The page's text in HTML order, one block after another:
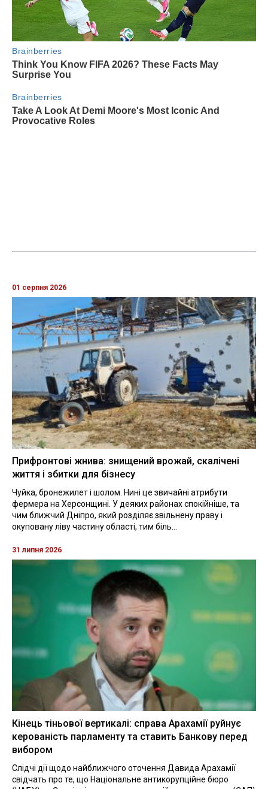
01 серпня 2026
Прифронтові жнива: знищений врожай, скалічені
життя і збитки для бізнесу
Чуйка, бронежилет і шолом. Нині це звичайні атрибути
фермера на Херсонщині. У деяких районах спокійніше, та
чим ближчий Дніпро, який розділяє звільнену праву і
окуповану ліву частину області, тим біль...
31 липня 2026
Кінець тіньової вертикалі: справа Арахамії руйнує
керованість парламенту та ставить Банкову перед
вибором
Слідчі дії щодо найближчого оточення Давида Арахамії
свідчать про те, що Національне антикорупційне бюро